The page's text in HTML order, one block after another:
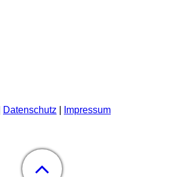
Datenschutz Impressum